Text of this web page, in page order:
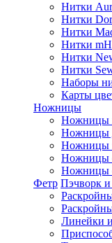
Нитки
Нитки
Нитки
Нитки mH
Нитки
Нитки
Наборы
Карты
Ножницы
Ножницы
Ножницы
Ножницы
Ножницы
Ножницы
Фетр Пэчворк
Линейки